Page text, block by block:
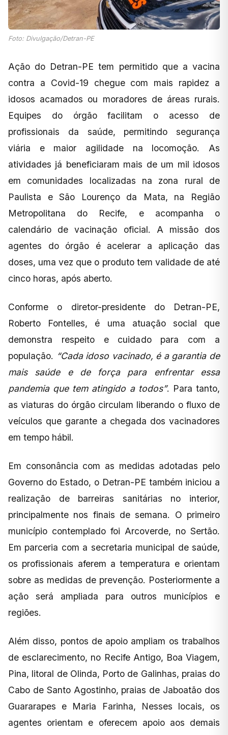
Foto: Divulgação/Detran-PE
Ação do Detran-PE tem permitido que a vacina
contra a Covid-19 chegue com mais rapidez a
idosos acamados ou moradores de áreas rurais.
Equipes do órgão facilitam o acesso de
profissionais da saúde, permitindo segurança
viária e maior agilidade na locomoção. As
atividades já beneficiaram mais de um mil idosos
em comunidades localizadas na zona rural de
Paulista e São Lourenço da Mata, na Região
Metropolitana do Recife, e acompanha o
calendário de vacinação oficial. A missão dos
agentes do órgão é acelerar a aplicação das
doses, uma vez que o produto tem validade de até
cinco horas, após aberto.
Conforme o diretor-presidente do Detran-PE,
Roberto Fontelles, é uma atuação social que
demonstra respeito e cuidado para com a
população. “Cada idoso vacinado, é a garantia de
mais saúde e de força para enfrentar essa
pandemia que tem atingido a todos”. Para tanto,
as viaturas do órgão circulam liberando o fluxo de
veículos que garante a chegada dos vacinadores
em tempo hábil.
Em consonância com as medidas adotadas pelo
Governo do Estado, o Detran-PE também iniciou a
realização de barreiras sanitárias no interior,
principalmente nos finais de semana. O primeiro
município contemplado foi Arcoverde, no Sertão.
Em parceria com a secretaria municipal de saúde,
os profissionais aferem a temperatura e orientam
sobre as medidas de prevenção. Posteriormente a
ação será ampliada para outros municípios e
regiões.
Além disso, pontos de apoio ampliam os trabalhos
de esclarecimento, no Recife Antigo, Boa Viagem,
Pina, litoral de Olinda, Porto de Galinhas, praias do
Cabo de Santo Agostinho, praias de Jaboatão dos
Guararapes e Maria Farinha, Nesses locais, os
agentes orientam e oferecem apoio aos demais